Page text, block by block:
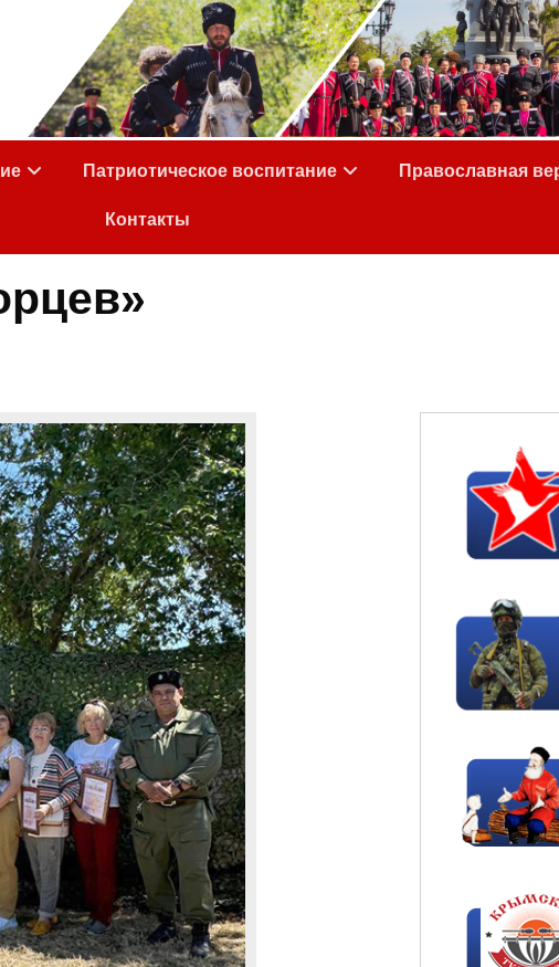
Патриотическое воспитание Православная
Контакты